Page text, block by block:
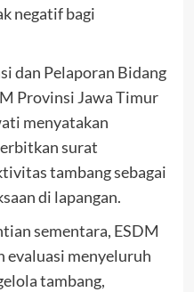
negatif bagi
dan Pelaporan Bidang
Provinsi Jawa Timur
menyatakan
surat
tambang sebagai
di lapangan.
sementara, ESDM
evaluasi menyeluruh
tambang,